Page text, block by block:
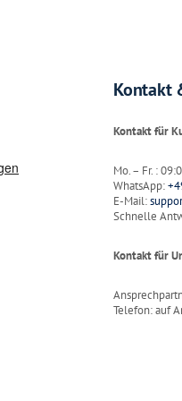
Kontakt
Kontakt für
Mo. – Fr. :
WhatsApp:
E-Mail:
Schnelle
Kontakt für
Telefon: auf